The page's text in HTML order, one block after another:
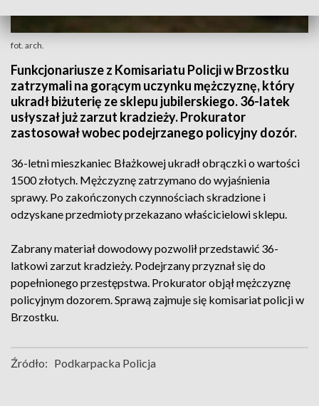
fot. arch.
Funkcjonariusze z Komisariatu Policji w Brzostku
zatrzymali na gorącym uczynku mężczyznę, który
ukradł biżuterię ze sklepu jubilerskiego. 36-latek
usłyszał już zarzut kradzieży. Prokurator
zastosował wobec podejrzanego policyjny dozór.
36-letni mieszkaniec Błażkowej ukradł obrączki o wartości
1500 złotych. Mężczyznę zatrzymano do wyjaśnienia
sprawy. Po zakończonych czynnościach skradzione i
odzyskane przedmioty przekazano właścicielowi sklepu.
Zabrany materiał dowodowy pozwolił przedstawić 36-
latkowi zarzut kradzieży. Podejrzany przyznał się do
popełnionego przestępstwa. Prokurator objął mężczyznę
policyjnym dozorem. Sprawą zajmuje się komisariat policji w
Brzostku.
Źródło: Podkarpacka Policja